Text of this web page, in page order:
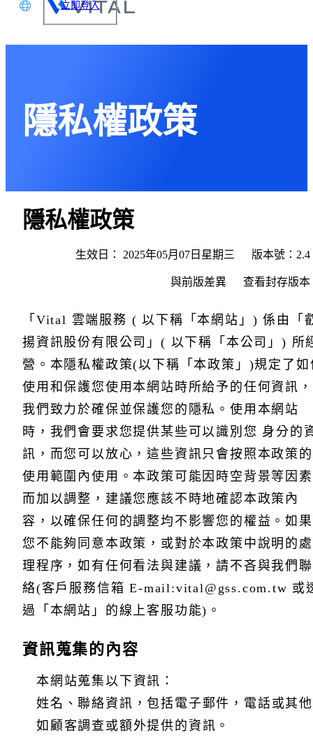
立即登入
隱私權政策
隱私權政策
生效日： 2025年05月 07日 星期三 版本號：2.4
與前版差異
權 ( 以下稱「本政策」)
政策
本
本
(客戶服務信箱 e-mail：
vital@gss.com.tw 或透過「本網站」的線上客服功能)。
蒐
查看封存版本
「Vital 雲端服務 ( 以下稱「本網站」) 係由「
揚資訊股份有限公司」( 以下稱「本公司」) 所
營。本隱私權政策(以下稱「本政策」)規定了如
使用和保護您使用本網站時所給予的任何資訊，
我們致力於確保並保護您的隱私。使用本網站
時，我們會要求您提供某些可以識別您 身分的
訊，而您可以放心，這些資訊只會按照本政策的
使用範圍內使用。本政策可能因時空背景等因素
而加以調整，建議您應該不時地確認本政策內
容，以確保任何的調整均不影響您的權益。如果
您不能夠同意本政策，或對於本政策中說明的處
理程序，如有任何看法與建議，請不吝與我們聯
絡(客戶服務信箱 E-mail:vital@gss.com.tw 或
過「本網站」的線上客服功能)。
資訊蒐集的內容
本網站蒐集以下資訊：
姓名、聯絡資訊，包括電子郵件，電話或其他
如顧客調查或額外提供的資訊。